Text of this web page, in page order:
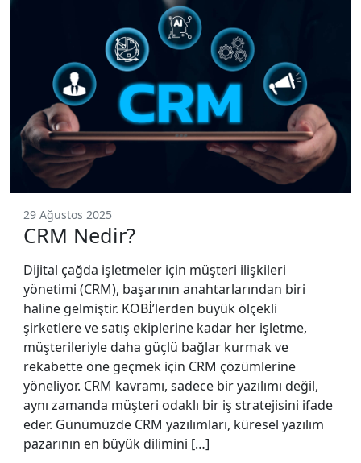
29 Ağustos 2025
CRM Nedir?
Dijital çağda işletmeler için müşteri ilişkileri
yönetimi (CRM), başarının anahtarlarından biri
haline gelmiştir. KOBİ’lerden büyük ölçekli
şirketlere ve satış ekiplerine kadar her işletme,
müşterileriyle daha güçlü bağlar kurmak ve
rekabette öne geçmek için CRM çözümlerine
yöneliyor. CRM kavramı, sadece bir yazılımı değil,
aynı zamanda müşteri odaklı bir iş stratejisini ifade
eder. Günümüzde CRM yazılımları, küresel yazılım
pazarının en büyük dilimini […]